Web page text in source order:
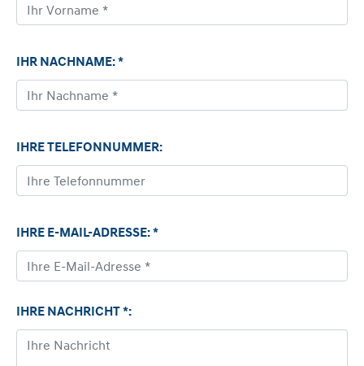
IHR NACHNAME: *
IHRE TELEFONNUMMER:
IHRE E-MAIL-ADRESSE: *
IHRE NACHRICHT *: